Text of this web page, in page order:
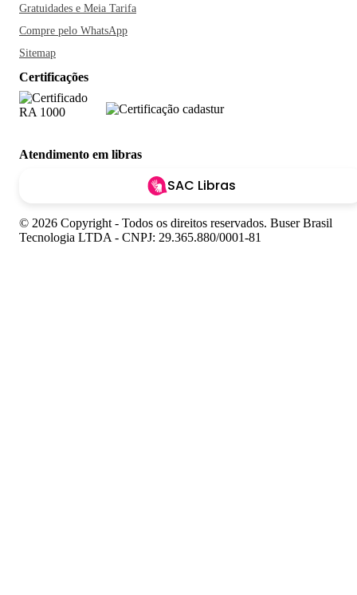
Gratuidades e Meia Tarifa
Compre pelo WhatsApp
Sitemap
Certificações
Atendimento em libras
SAC Libras
© 2026 Copyright - Todos os direitos reservados. Buser Brasil
Tecnologia LTDA - CNPJ: 29.365.880/0001-81